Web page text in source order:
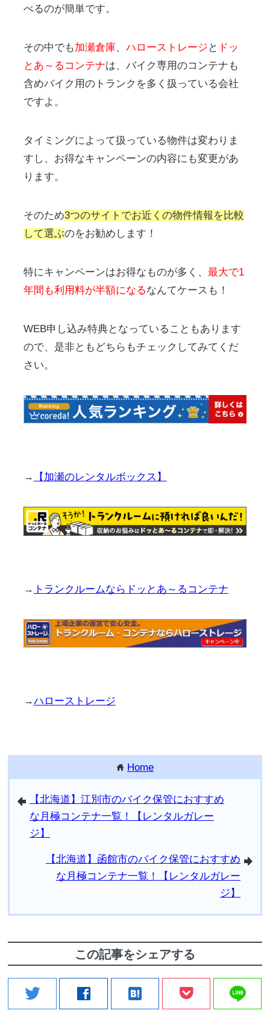
べるのが簡単です。
その中でも加瀬倉庫、 ハローストレージ と ドッ
とあ～るコンテナは、バイク専用のコンテナも
含めバイク用のトランクを多く扱っている会社
ですよ。
タイミングによって扱っている物件は変わりま
すし、お得なキャンペーンの内容にも変更があ
ります。
そのため3つのサイトでお近くの物件情報を比較
して選ぶのをお勧めします！
特にキャンペーンはお得なものが多く、 最大で1
年間も利用料が半額になるなんてケースも！
WEB申し込み特典となっていることもあります
ので、是非ともどちらもチェックしてみてくだ
さい。
→ 【加瀬のレンタルボックス】
→ トランクルームならドッとあ～るコンテナ
→ハローストレージ
home Home
arrowleft
【北海道】江別市のバイク保管におすすめ
な月極コンテナ一覧！【レンタルガレー
ジ】
arrowright
【北海道】函館市のバイク保管におすすめ
な月極コンテナ一覧！【レンタルガレー
ジ】
この記事をシェアする
twitter facebook hatenabookmark line